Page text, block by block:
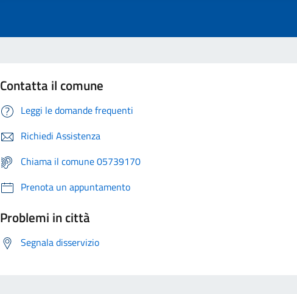
Contatta il comune
Leggi le domande frequenti
Richiedi Assistenza
Chiama il comune 05739170
Prenota un appuntamento
Problemi in città
Segnala disservizio